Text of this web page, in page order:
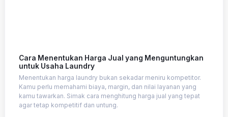
Cara Menentukan Harga Jual yang Menguntungkan
untuk Usaha Laundry
Menentukan harga laundry bukan sekadar meniru kompetitor.
Kamu perlu memahami biaya, margin, dan nilai layanan yang
kamu tawarkan. Simak cara menghitung harga jual yang tepat
agar tetap kompetitif dan untung.